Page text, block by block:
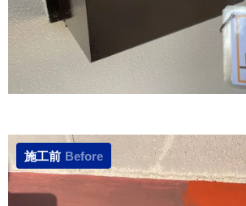
施工前 Before